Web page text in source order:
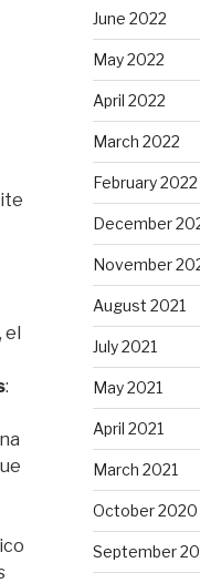
:
June 2022
May 2022
April 2022
March 2022
February 2022
December
November
August 2021
July 2021
May 2021
April 2021
March 2021
October 2020
September